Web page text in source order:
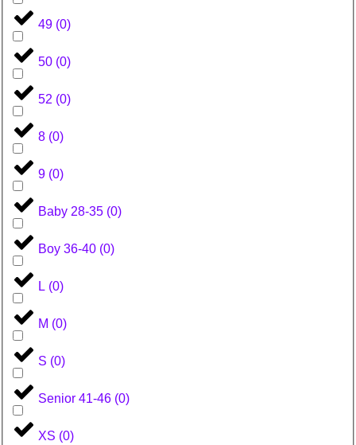
49 (0)
50 (0)
52 (0)
8 (0)
9 (0)
Baby 28-35 (0)
Boy 36-40 (0)
L (0)
M (0)
S (0)
Senior 41-46 (0)
XS (0)